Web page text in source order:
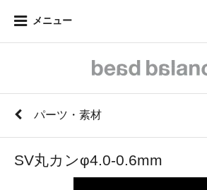
メニュー
パーツ・素材
SV丸カンφ4.0-0.6mm